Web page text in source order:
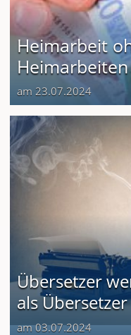
Heimarbeit
Heimarbeiten
am 23.07.2024
Übersetzer
als Übersetzer
am 03.07.2024